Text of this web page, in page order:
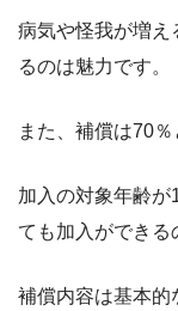
病気や怪我が増え
るのは魅力です。
また、補償は70
加入の対象年齢が
ても加入ができる
補償内容は基本的